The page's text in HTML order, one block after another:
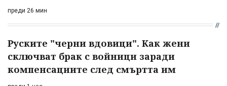
преди 26 мин
Руските "черни вдовици". Как жени
сключват брак с войници заради
компенсациите след смъртта им